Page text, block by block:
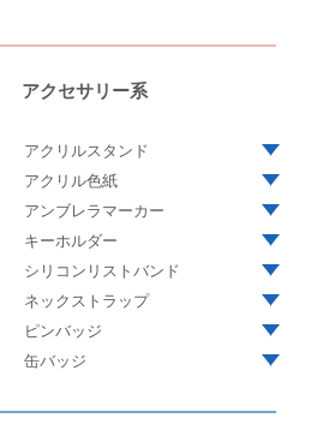
アクセサリー系
アクリルスタンド
アクリル色紙
アンブレラマーカー
キーホルダー
シリコンリストバンド
ネックストラップ
ピンバッジ
缶バッジ